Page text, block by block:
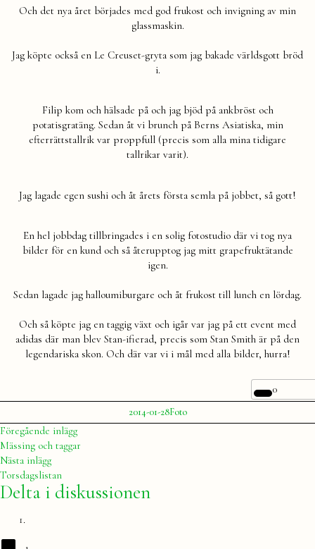
Och det nya året börjades med god frukost och invigning av min
glassmaskin.
Jag köpte också en Le Creuset-gryta som jag bakade världsgott bröd
i.
Filip kom och hälsade på och jag bjöd på ankbröst och
potatisgratäng. Sedan åt vi brunch på Berns Asiatiska, min
efterrättstallrik var proppfull (precis som alla mina tidigare
tallrikar varit).
Jag lagade egen sushi och åt årets första semla på jobbet, så gott!
En hel jobbdag tillbringades i en solig fotostudio där vi tog nya
bilder för en kund och så återupptog jag mitt grapefruktätande
igen.
Sedan lagade jag halloumiburgare och åt frukost till lunch en lördag.
Och så köpte jag en taggig växt och igår var jag på ett event med
adidas där man blev Stan-ifierad, precis som Stan Smith är på den
legendariska skon. Och där var vi i mål med alla bilder, hurra!
0
Publicerat
av
Julia
2014-01-28Publicerat
i
Foto
Inläggsnavigering
Föregående inläggFöregående
inlägg:
Mässing och taggar
Nästa inläggNästa
inlägg:
Torsdagslistan
Delta i diskussionen